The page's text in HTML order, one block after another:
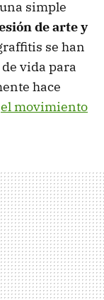
simple
de arte y
se han
vida para
hace
el movimiento